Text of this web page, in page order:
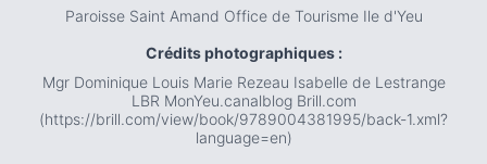
Paroisse Saint Amand Office de Tourisme Ile d'Yeu
Crédits photographiques :
Mgr Dominique Louis Marie Rezeau Isabelle de Lestrange
LBR MonYeu.canalblog Brill.com
(https://brill.com/view/book/9789004381995/back-1.xml?
language=en)